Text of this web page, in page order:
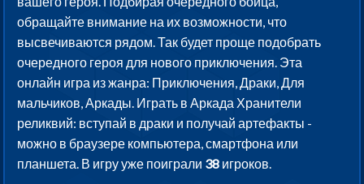
обращайте внимание на их возможности, что
высвечиваются рядом. Так будет проще подобрать
очередного героя для нового приключения. Эта
онлайн игра из жанра: Приключения, Драки, Для
мальчиков, Аркады. Играть в Аркада Хранители
реликвий: вступай в драки и получай артефакты -
можно в браузере компьютера, смартфона или
планшета. В игру уже поиграли 38 игроков.